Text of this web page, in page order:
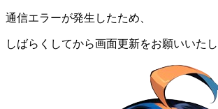
通信エラーが発生したため、
しばらくしてから画面更新をお願いいたし